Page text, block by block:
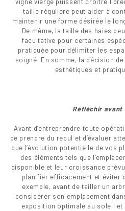
taille régulière peut aider à
maintenir une forme désirée le
De même, la taille des haies
facultative pour certaines
pratiquée pour délimiter les
soigné. En somme, la décision
esthétiques et
Réfléchir avant
Avant d’entreprendre toute
de prendre du recul et d’évaluer
que l’évolution potentielle de vos
des éléments tels que
disponible et leur croissance
planifier efficacement et éviter
exemple, avant de tailler un
considérer son emplacement
exposition optimale au soleil et